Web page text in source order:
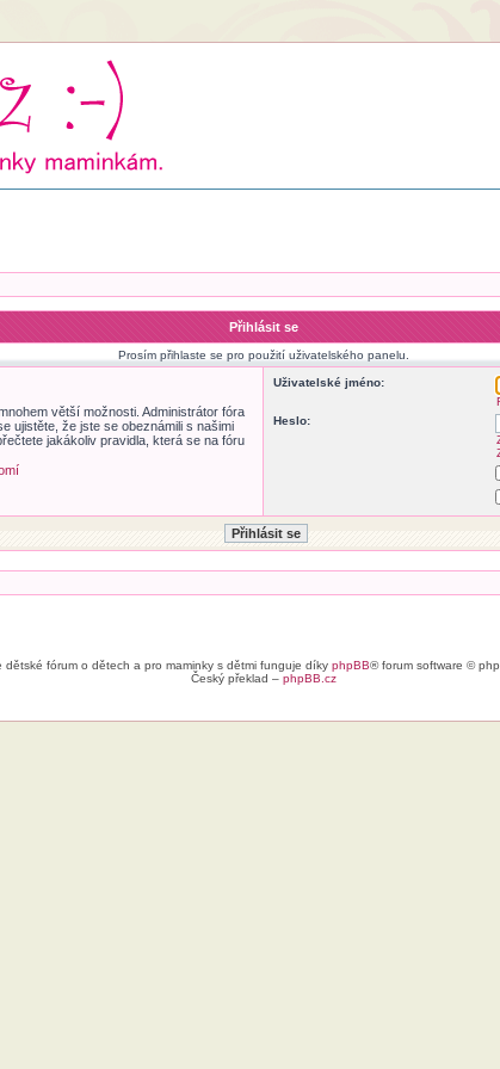
Přihlásit se
Prosím přihlaste se pro použití uživatelského panelu.
větší možnosti. Administrátor fóra
ujistěte, že jste se obeznámili s našimi
jakákoliv pravidla, která se na fóru
Uživatelské jméno:
Heslo:
dětské fórum o dětech a pro maminky s dětmi funguje díky phpBB® forum software ©
Český překlad – phpBB.cz